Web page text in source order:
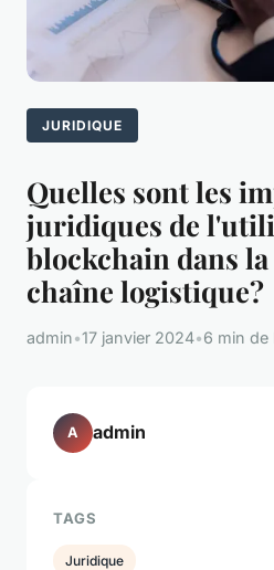
JURIDIQUE
Quelles sont les
juridiques de
blockchain dans
chaîne logistique?
admin•17 janvier 2024•6 min de
A admin
TAGS
Juridique